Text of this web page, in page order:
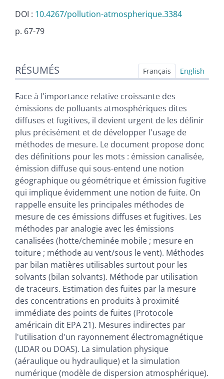
DOI : 10.4267/pollution-atmospherique.3384
p. 67-79
Plan
Texte
Bibliographie
Illustrations
Citer cet article
Auteur
RÉSUMÉS Français English
Face à l'importance relative croissante des
émissions de polluants atmosphériques dites
diffuses et fugitives, il devient urgent de les définir
plus précisément et de développer l'usage de
méthodes de mesure. Le document propose donc
des définitions pour les mots : émission canalisée,
émission diffuse qui sous-entend une notion
géographique ou géométrique et émission fugitive
qui implique évidemment une notion de fuite. On
rappelle ensuite les principales méthodes de
mesure de ces émissions diffuses et fugitives. Les
méthodes par analogie avec les émissions
canalisées (hotte/cheminée mobile ; mesure en
toiture ; méthode au vent/sous le vent). Méthodes
par bilan matières utilisables surtout pour les
solvants (bilan solvants). Méthode par utilisation
de traceurs. Estimation des fuites par la mesure
des concentrations en produits à proximité
immédiate des points de fuites (Protocole
américain dit EPA 21). Mesures indirectes par
l'utilisation d'un rayonnement électromagnétique
(LIDAR ou DOAS). La simulation physique
(aéraulique ou hydraulique) et la simulation
numérique (modèle de dispersion atmosphérique).